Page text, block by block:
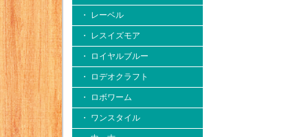
・ レーベル
・ レスイズモア
・ ロイヤルブルー
・ ロデオクラフト
・ ロボワーム
・ ワンスタイル